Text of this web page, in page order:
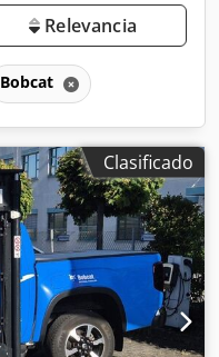
Relevancia
Bobcat
Clasificado